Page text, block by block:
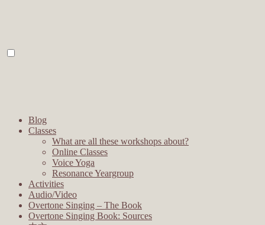
Blog
Classes
What are all these workshops about?
Online Classes
Voice Yoga
Resonance Yeargroup
Activities
Audio/Video
Overtone Singing – The Book
Overtone Singing Book: Sources